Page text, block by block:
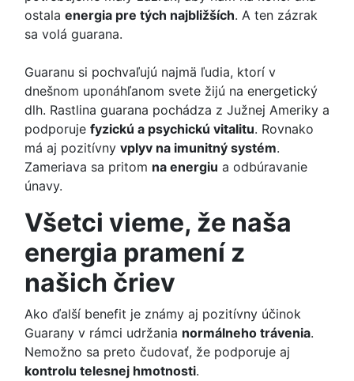
ostala energia pre tých najbližších. A ten zázrak
sa volá guarana.
Guaranu si pochvaľujú najmä ľudia, ktorí v
dnešnom uponáhľanom svete žijú na energetický
dlh. Rastlina guarana pochádza z Južnej Ameriky a
podporuje fyzickú a psychickú vitalitu. Rovnako
má aj pozitívny vplyv na imunitný systém.
Zameriava sa pritom na energiu a odbúravanie
únavy.
Všetci vieme, že naša
energia pramení z
našich čriev
Ako ďalší benefit je známy aj pozitívny účinok
Guarany v rámci udržania normálneho trávenia.
Nemožno sa preto čudovať, že podporuje aj
kontrolu telesnej hmotnosti.